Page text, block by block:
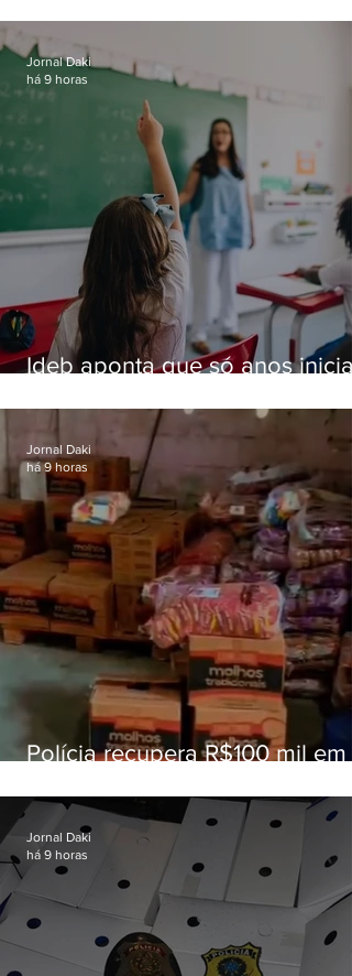
Ideb aponta que só anos
educação
Jornal Daki
há 9 horas
Polícia recupera R$100 mil em
Fluminense
Jornal Daki
há 9 horas
Jornal Daki
há 9 horas